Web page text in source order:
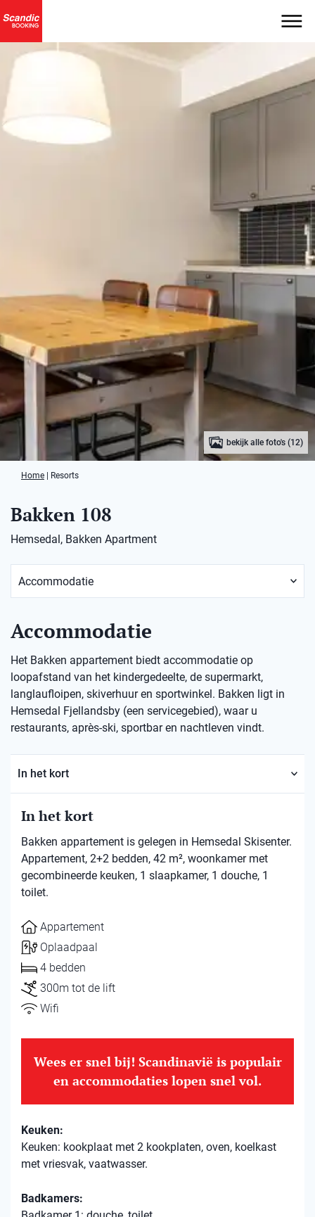
bekijk alle foto's (12)
Home Resorts
Bakken 108
Hemsedal, Bakken Apartment
Accommodatie
Het Bakken appartement biedt accommodatie op
loopafstand van het kindergedeelte, de supermarkt,
langlaufloipen, skiverhuur en sportwinkel. Bakken ligt in
Hemsedal Fjellandsby (een servicegebied), waar u
restaurants, après-ski, sportbar en nachtleven vindt.
In het kort
In het kort
Bakken appartement is gelegen in Hemsedal Skisenter.
Appartement, 2+2 bedden, 42 m², woonkamer met
gecombineerde keuken, 1 slaapkamer, 1 douche, 1
toilet.
Appartement
Oplaadpaal
4 bedden
300m tot de lift
Wifi
Wees er snel bij! Scandinavië is populair
en accommodaties lopen snel vol.
Keuken:
Keuken: kookplaat met 2 kookplaten, oven, koelkast
met vriesvak, vaatwasser.
Badkamers: